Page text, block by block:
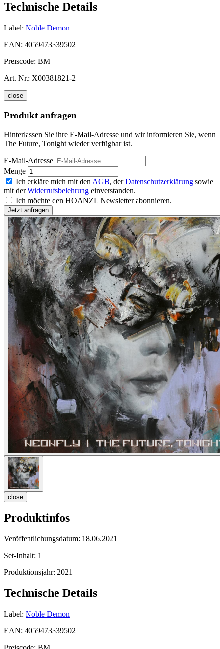
Technische Details
Label: Noble Demon
EAN: 4059473339502
Preiscode: BM
Art. Nr.: X00381821-2
close
Produkt anfragen
Hinterlassen Sie ihre E-Mail-Adresse und wir informieren Sie, wenn
The Future, Tonight wieder verfügbar ist.
E-Mail-Adresse
Menge
Ich erkläre mich mit den AGB, derDatenschutzerklärung sowie
mit derWiderrufsbelehrung einverstanden.
Ich möchte den HOANZL Newsletter abonnieren.
close
Produktinfos
Veröffentlichungsdatum: 18.06.2021
Set-Inhalt: 1
Produktionsjahr: 2021
Technische Details
Label: Noble Demon
EAN: 4059473339502